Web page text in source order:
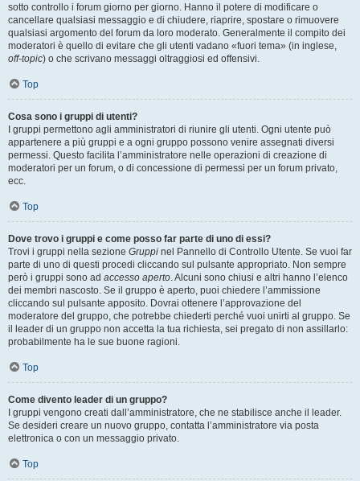
sotto controllo i forum giorno per giorno. Hanno il potere di modificare o
cancellare qualsiasi messaggio e di chiudere, riaprire, spostare o rimuovere
qualsiasi argomento del forum da loro moderato. Generalmente il compito dei
moderatori è quello di evitare che gli utenti vadano «fuori tema» (in inglese,
off-topic) o che scrivano messaggi oltraggiosi ed offensivi.
Top
Cosa sono i gruppi di utenti?
I gruppi permettono agli amministratori di riunire gli utenti. Ogni utente può
appartenere a più gruppi e a ogni gruppo possono venire assegnati diversi
permessi. Questo facilita l’amministratore nelle operazioni di creazione di
moderatori per un forum, o di concessione di permessi per un forum privato,
ecc.
Top
Dove trovo i gruppi e come posso far parte di uno di essi?
Trovi i gruppi nella sezione Gruppi nel Pannello di Controllo Utente. Se vuoi far
parte di uno di questi procedi cliccando sul pulsante appropriato. Non sempre
però i gruppi sono ad accesso aperto. Alcuni sono chiusi e altri hanno l’elenco
dei membri nascosto. Se il gruppo è aperto, puoi chiedere l’ammissione
cliccando sul pulsante apposito. Dovrai ottenere l’approvazione del
moderatore del gruppo, che potrebbe chiederti perché vuoi unirti al gruppo. Se
il leader di un gruppo non accetta la tua richiesta, sei pregato di non assillarlo:
probabilmente ha le sue buone ragioni.
Top
Come divento leader di un gruppo?
I gruppi vengono creati dall’amministratore, che ne stabilisce anche il leader.
Se desideri creare un nuovo gruppo, contatta l’amministratore via posta
elettronica o con un messaggio privato.
Top